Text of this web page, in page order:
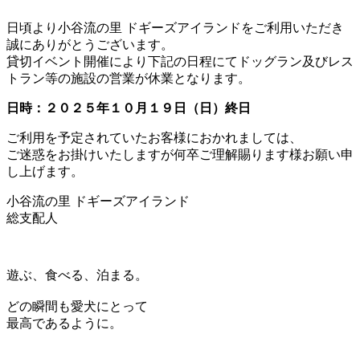
日頃より小谷流の里 ドギーズアイランドをご利用いただき
誠にありがとうございます。
貸切イベント開催により下記の日程にてドッグラン及びレス
トラン等の施設の営業が休業となります。
日時：２０２５年１０月１９日（日）終日
ご利用を予定されていたお客様におかれましては、
ご迷惑をお掛けいたしますが何卒ご理解賜ります様お願い申
し上げます。
小谷流の里 ドギーズアイランド
総支配人
遊ぶ、食べる、泊まる。
どの瞬間も愛犬にとって
最高であるように。